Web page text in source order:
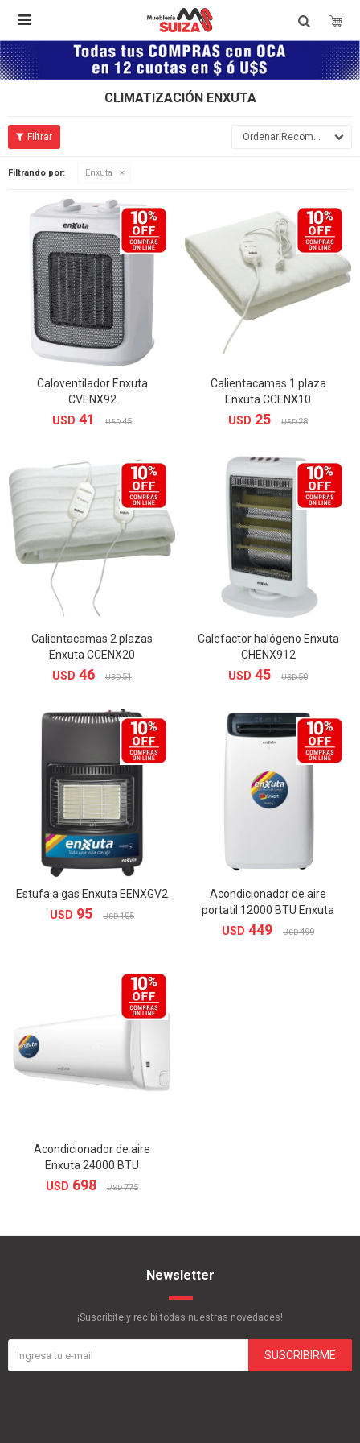

CLIMATIZACIÓN ENXUTA
Recomendados
Filtrando por: Enxuta
Caloventilador Enxuta
CVENX92
USD 41 USD 45
Calientacamas 1 plaza
Enxuta CCENX10
USD 25 USD 28
Calientacamas 2 plazas
Enxuta CCENX20
USD 46 USD 51
Calefactor halógeno Enxuta
CHENX912
USD 45 USD 50
Estufa a gas Enxuta EENXGV2
USD 95 USD 105
Acondicionador de aire
portatil 12000 BTU Enxuta
USD 449 USD 499
Acondicionador de aire
Enxuta 24000 BTU
USD 698 USD 775
Newsletter
¡Suscribite y recibí todas nuestras novedades!
SUSCRIBIRME